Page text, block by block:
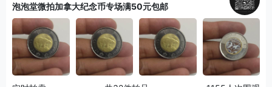
泡泡堂微拍加拿大纪念币专场满50元包邮